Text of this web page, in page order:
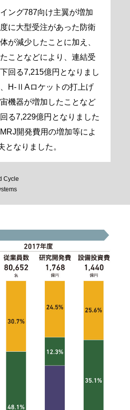
ング787向け主翼が増加
に大型受注があった防衛
が減少したことに加え、
ことなどにより、連結受
回る7,215億円となりまし
H-ⅡAロケットの打上げ
機器が増加したことなど
る7,229億円となりました
開発費用の増加等によ
となりました。
Cycle